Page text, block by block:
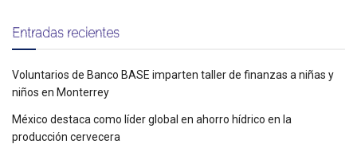
Entradas recientes
Voluntarios de Banco BASE imparten taller de finanzas a niñas y
niños en Monterrey
México destaca como líder global en ahorro hídrico en la
producción cervecera